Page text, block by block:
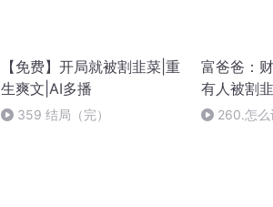
【免费】开局就被割韭菜|重
生爽文|AI多播
359 结局（完）
富爸爸：
有人被割
260.怎么